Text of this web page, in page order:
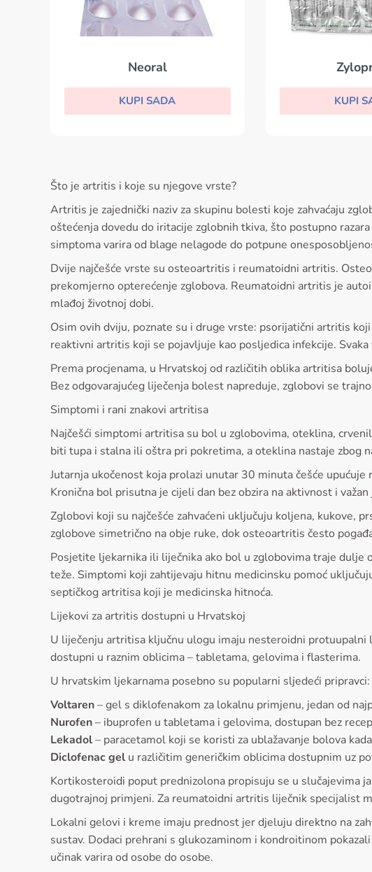
Neoral
KUPI SADA KUPI
Što je artritis i koje su njegove vrste?
Artritis je zajednički naziv za skupinu bolesti koje zahvaćaju
oštećenja dovedu do iritacije zglobnih tkiva, što postupno
simptoma varira od blage nelagode do potpune
Dvije najčešće vrste su osteoartritis i reumatoidni artritis.
prekomjerno opterećenje zglobova. Reumatoidni artritis je
mlađoj životnoj dobi.
Osim ovih dviju, poznate su i druge vrste: psorijatični artritis
reaktivni artritis koji se pojavljuje kao posljedica infekcije.
Prema procjenama, u Hrvatskoj od različitih oblika artritisa
Bez odgovarajućeg liječenja bolest napreduje, zglobovi se
Simptomi i rani znakovi artritisa
Najčešći simptomi artritisa su bol u zglobovima, oteklina,
biti tupa i stalna ili oštra pri pokretima, a oteklina nastaje zbog
Jutarnja ukočenost koja prolazi unutar 30 minuta češće
Kronična bol prisutna je cijeli dan bez obzira na aktivnost i
Zglobovi koji su najčešće zahvaćeni uključuju koljena, kukove,
zglobove simetrično na obje ruke, dok osteoartritis često
Posjetite ljekarnika ili liječnika ako bol u zglobovima traje
teže. Simptomi koji zahtijevaju hitnu medicinsku pomoć
septičkog artritisa koji je medicinska hitnoća.
Lijekovi za artritis dostupni u Hrvatskoj
U liječenju artritisa ključnu ulogu imaju nesteroidni protuupalni
dostupni u raznim oblicima – tabletama, gelovima i flasterima.
U hrvatskim ljekarnama posebno su popularni sljedeći pripravci:
Voltaren– gel s diklofenakom za lokalnu primjenu, jedan od
Nurofen– ibuprofen u tabletama i gelovima, dostupan bez
Lekadol– paracetamol koji se koristi za ublažavanje bolova
Diclofenac gel u različitim generičkim oblicima dostupnim uz
Kortikosteroidi poput prednizolona propisuju se u slučajevima
dugotrajnoj primjeni. Za reumatoidni artritis liječnik specijalist
Lokalni gelovi i kreme imaju prednost jer djeluju direktno na
sustav. Dodaci prehrani s glukozaminom i kondroitinom
učinak varira od osobe do osobe.